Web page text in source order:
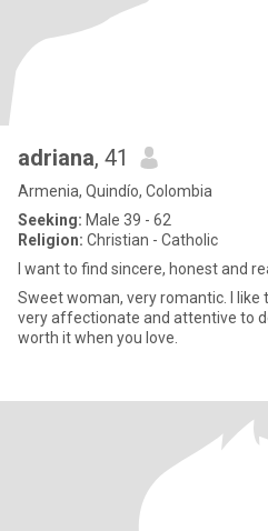
adriana, 41
Armenia, Quindío, Colombia
Seeking: Male 39 - 62
Religion: Christian - Catholic
I want to find sincere, honest and
Sweet woman, very romantic. I like
very affectionate and attentive to
worth it when you love.